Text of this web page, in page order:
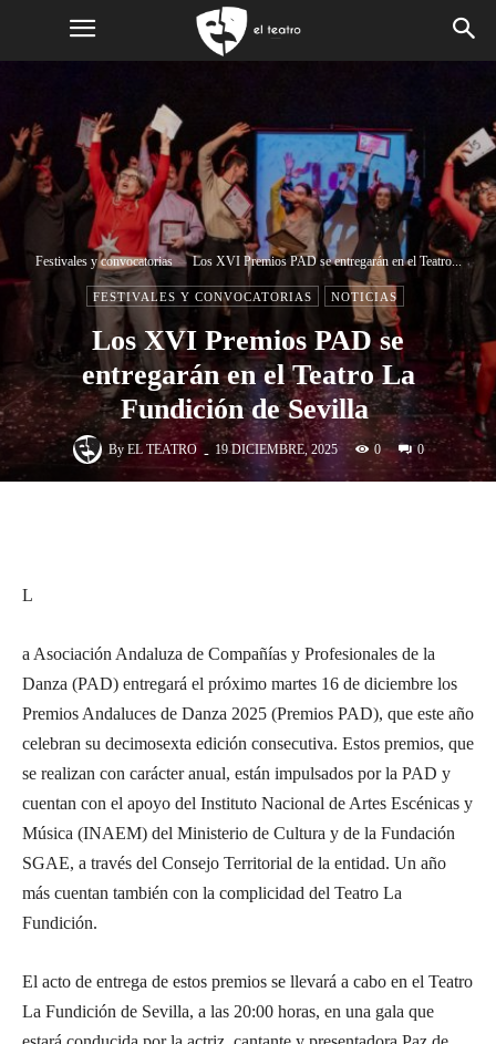
Festivales y convocatorias Los XVI Premios PAD se entregarán en el Teatro...
FESTIVALES Y CONVOCATORIAS NOTICIAS
Los XVI Premios PAD se
entregarán en el Teatro La
Fundición de Sevilla​
By EL TEATRO - 19 DICIEMBRE, 2025 0 0
L
a Asociación Andaluza de Compañías y Profesionales de la
Danza (PAD) entregará el próximo martes 16 de diciembre los
Premios Andaluces de Danza 2025 (Premios PAD), que este año
celebran su decimosexta edición consecutiva. Estos premios, que
se realizan con carácter anual, están impulsados por la PAD y
cuentan con el apoyo del Instituto Nacional de Artes Escénicas y
Música (INAEM) del Ministerio de Cultura y de la Fundación
SGAE, a través del Consejo Territorial de la entidad. Un año
más cuentan también con la complicidad del Teatro La
Fundición.
El acto de entrega de estos premios se llevará a cabo en el Teatro
La Fundición de Sevilla, a las 20:00 horas, en una gala que